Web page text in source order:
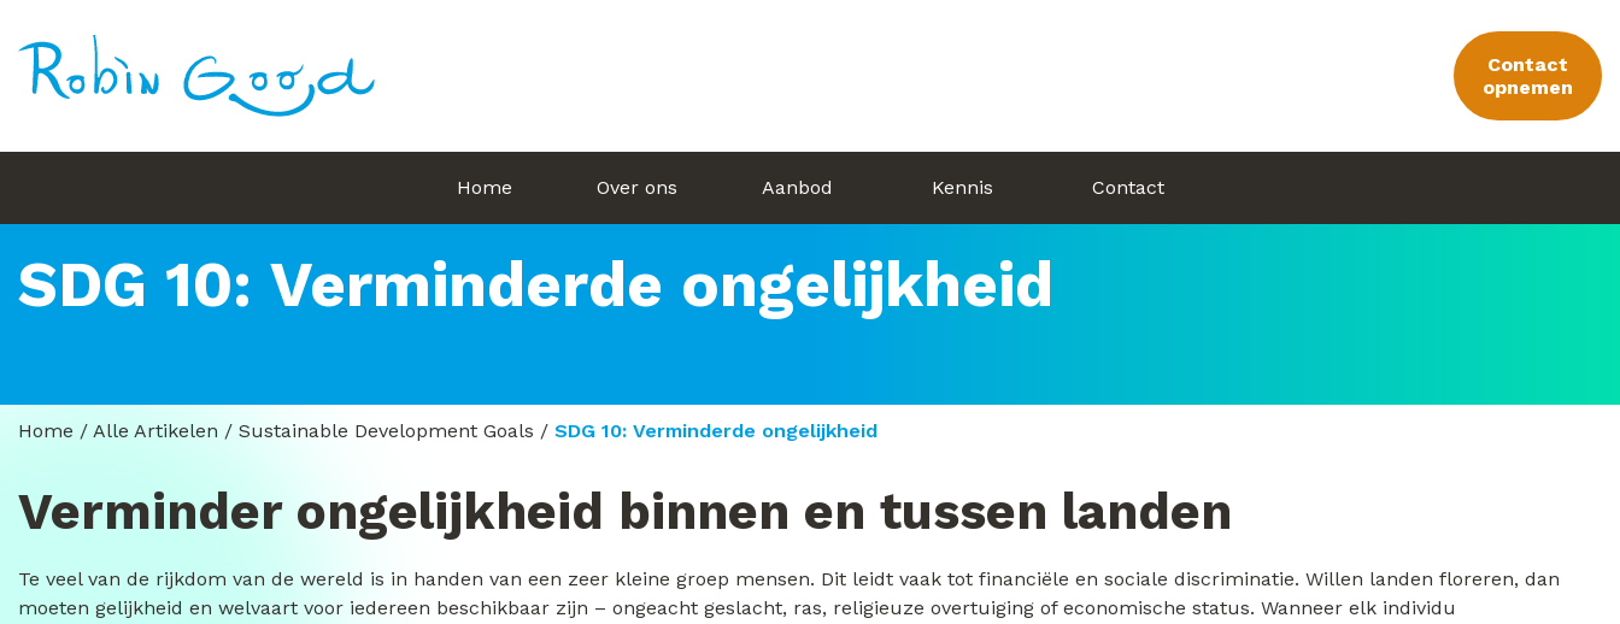
Contact
opnemen
Home Over ons Aanbod Kennis Contact
SDG 10: Verminderde ongelijkheid
Home / Alle Artikelen / Sustainable Development Goals / SDG 10: Verminderde ongelijkheid
Verminder ongelijkheid binnen en tussen landen
Te veel van de rijkdom van de wereld is in handen van een zeer kleine groep mensen. Dit leidt vaak tot financiële en sociale discriminatie. Willen landen floreren, dan
moeten gelijkheid en welvaart voor iedereen beschikbaar zijn – ongeacht geslacht, ras, religieuze overtuiging of economische status. Wanneer elk individu